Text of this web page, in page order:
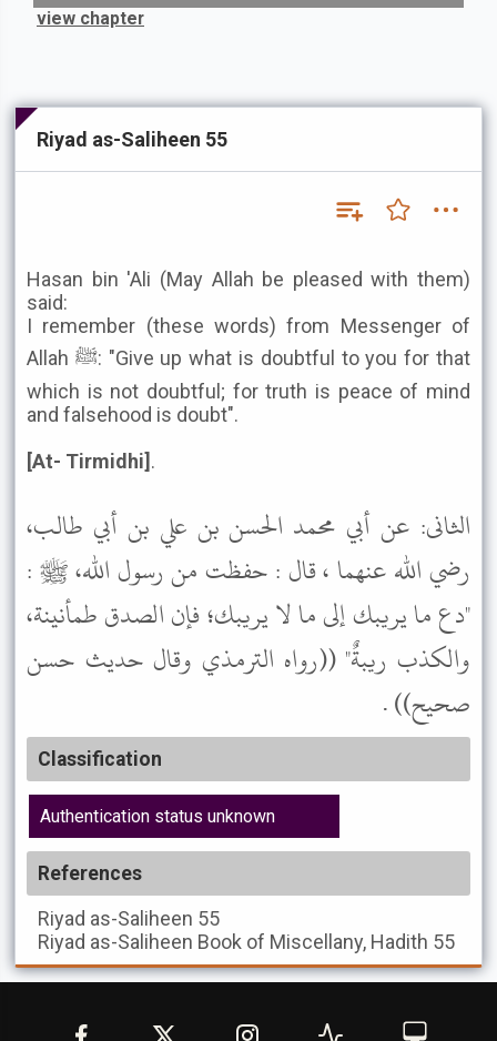
view chapter
Riyad as-Saliheen 55
Hasan bin 'Ali (May Allah be pleased with them)
said:
I remember (these words) from Messenger of
Allah ﷺ: "Give up what is doubtful to you for that
which is not doubtful; for truth is peace of mind
and falsehood is doubt".
[At- Tirmidhi] .
الثانى: عن أبي محمد الحسن بن علي بن أبي طالب،
رضي الله عنهما ، قال : حفظت من رسول الله، ﷺ :
"دع ما يريبك إلى ما لا يريبك؛ فإن الصدق طمأنينة،
والكذب ريبةٌ" ((رواه الترمذي وقال حديث حسن
صحيح)) .
Classification
Authentication status unknown
References
Riyad as-Saliheen 55
Riyad as-Saliheen Book of Miscellany, Hadith 55